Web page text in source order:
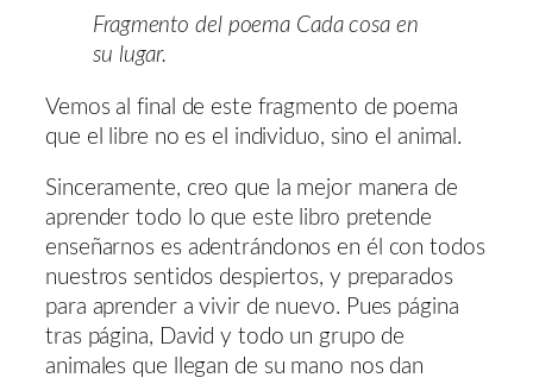
Fragmento del poema Cada cosa en
su lugar.
Vemos al final de este fragmento de poema
que el libre no es el individuo, sino el animal.
Sinceramente, creo que la mejor manera de
aprender todo lo que este libro pretende
enseñarnos es adentrándonos en él con todos
nuestros sentidos despiertos, y preparados
para aprender a vivir de nuevo. Pues página
tras página, David y todo un grupo de
animales que llegan de su mano nos dan